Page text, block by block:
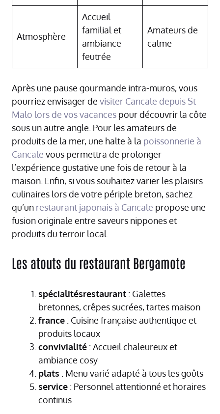
Atmosphère
Accueil
familial et
ambiance
feutrée
Amateurs de
calme
Après une pause gourmande intra-muros, vous
pourriez envisager de visiter Cancale depuis St
Malo lors de vos vacances pour découvrir la côte
sous un autre angle. Pour les amateurs de
produits de la mer, une halte à la poissonnerie à
Cancale vous permettra de prolonger
l’expérience gustative une fois de retour à la
maison. Enfin, si vous souhaitez varier les plaisirs
culinaires lors de votre périple breton, sachez
qu’un restaurant japonais à Cancale propose une
fusion originale entre saveurs nippones et
produits du terroir local.
Les atouts du restaurant Bergamote
spécialitésrestaurant : Galettes
bretonnes, crêpes sucrées, tartes maison
france : Cuisine française authentique et
produits locaux
convivialité : Accueil chaleureux et
ambiance cosy
plats : Menu varié adapté à tous les goûts
service : Personnel attentionné et horaires
continus